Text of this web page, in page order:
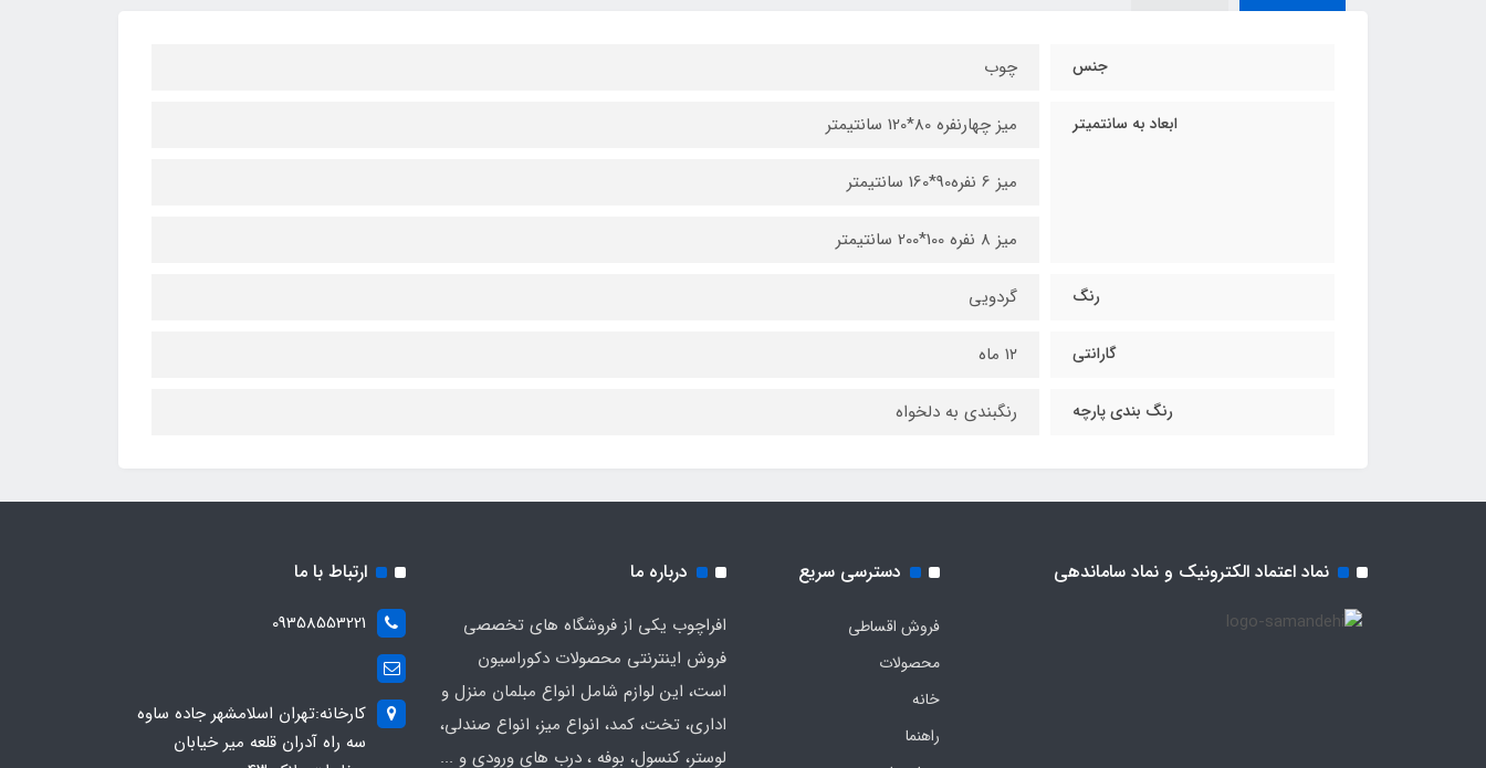
جنس چوب
ابعاد به سانتمیتر میز چهارنفره 80*120 سانتیمتر
میز 6 نفره90*160 سانتیمتر
میز 8 نفره 100*200 سانتیمتر
رنگ گردویی
گارانتی ۱۲ ماه
رنگ بندی پارچه رنگبندی به دلخواه
نماد اعتماد الکترونیک و نماد ساماندهی دسترسی سریع
فروش اقساطی
محصولات
خانه
راهنما
درباره ما
افراچوب یکی از فروشگاه های تخصصی
فروش اینترنتی محصولات دکوراسیون
است، این لوازم شامل انواع مبلمان منزل و
اداری، تخت، کمد، انواع میز، انواع صندلی،
لوستر، کنسول، بوفه ، درب های ورودی و ...
ارتباط با ما
09358553221
کارخانه:تهران اسلامشهر جاده ساوه
سه راه آدران قلعه میر خیابان